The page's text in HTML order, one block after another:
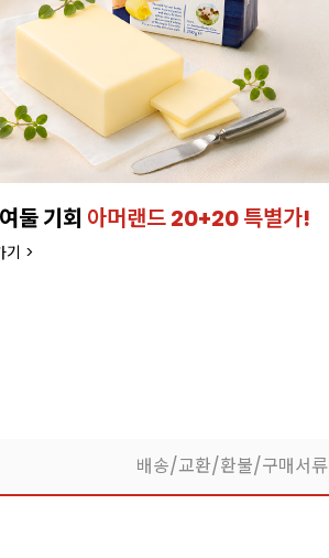
프리미엄 케이크 시트
으로 업그레드 되었어요!
배송/교환/환불/구매서류